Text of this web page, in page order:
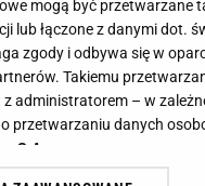
o
mogą być przetwarzane
lub łączone z danymi dot.
zgody i odbywa się w
Takiemu
z administratorem – w
przetwarzaniu danych
S.A.